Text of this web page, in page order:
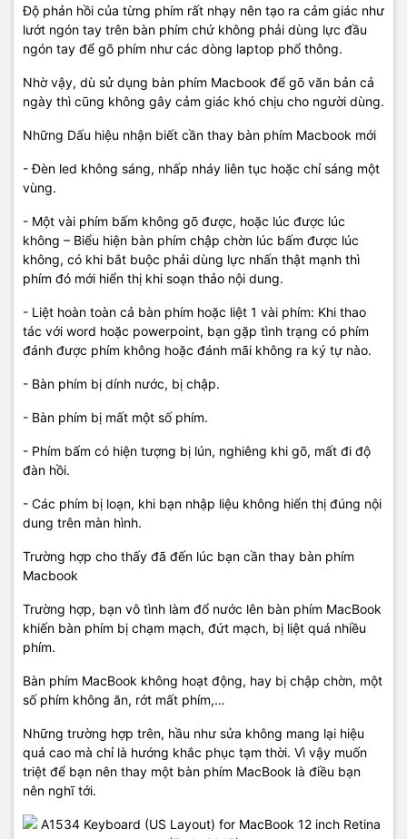
Độ phản hồi của từng phím rất nhạy nên tạo ra cảm giác như
lướt ngón tay trên bàn phím chứ không phải dùng lực đầu
ngón tay để gõ phím như các dòng laptop phổ thông.
Nhờ vậy, dù sử dụng bàn phím Macbook để gõ văn bản cả
ngày thì cũng không gây cảm giác khó chịu cho người dùng.
Những Dấu hiệu nhận biết cần thay bàn phím Macbook mới
- Đèn led không sáng, nhấp nháy liên tục hoặc chỉ sáng một
vùng.
- Một vài phím bấm không gõ được, hoặc lúc được lúc
không – Biểu hiện bàn phím chập chờn lúc bấm được lúc
không, có khi bắt buộc phải dùng lực nhấn thật mạnh thì
phím đó mới hiển thị khi soạn thảo nội dung.
- Liệt hoàn toàn cả bàn phím hoặc liệt 1 vài phím: Khi thao
tác với word hoặc powerpoint, bạn gặp tình trạng có phím
đánh được phím không hoặc đánh mãi không ra ký tự nào.
- Bàn phím bị dính nước, bị chập.
- Bàn phím bị mất một số phím.
- Phím bấm có hiện tượng bị lún, nghiêng khi gõ, mất đi độ
đàn hồi.
- Các phím bị loạn, khi bạn nhập liệu không hiển thị đúng nội
dung trên màn hình.
Trường hợp cho thấy đã đến lúc bạn cần thay bàn phím
Macbook
Trường hợp, bạn vô tình làm đổ nước lên bàn phím MacBook
khiến bàn phím bị chạm mạch, đứt mạch, bị liệt quá nhiều
phím.
Bàn phím MacBook không hoạt động, hay bị chập chờn, một
số phím không ăn, rớt mất phím,…
Những trường hợp trên, hầu như sửa không mang lại hiệu
quả cao mà chỉ là hướng khắc phục tạm thời. Vì vậy muốn
triệt để bạn nên thay một bàn phím MacBook là điều bạn
nên nghĩ tới.